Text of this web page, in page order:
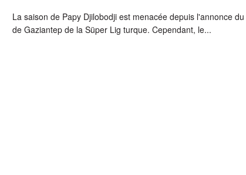
La saison de Papy Djilobodji est menacée depuis l'annonce
de Gaziantep de la Süper Lig turque. Cependant, le...